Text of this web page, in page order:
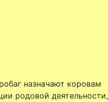
назначают коровам
родовой деятельности,